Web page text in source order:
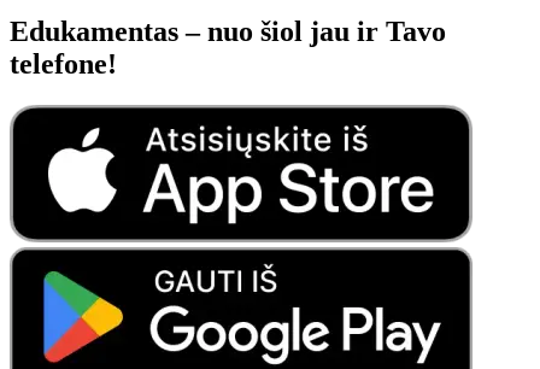
Edukamentas – nuo šiol jau ir Tavo
telefone!